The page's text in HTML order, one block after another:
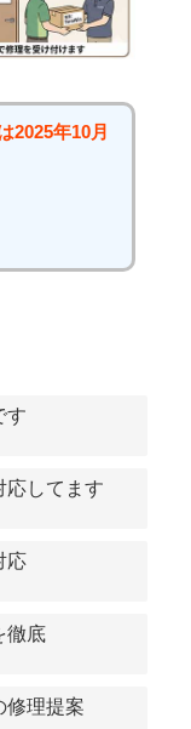
2025年10月
す
応してます
応
徹底
修理提案